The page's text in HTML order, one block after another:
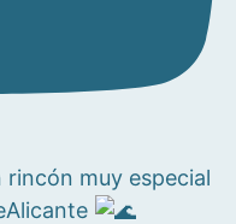
rincón muy especial